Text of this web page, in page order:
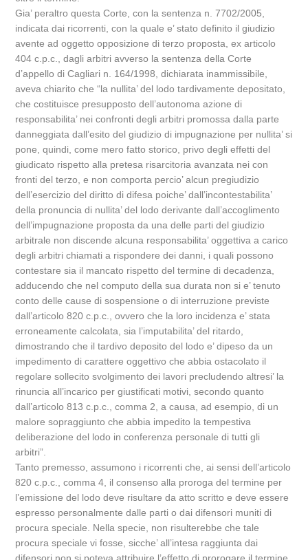
Gia’ peraltro questa Corte, con la sentenza n. 7702/2005,
indicata dai ricorrenti, con la quale e’ stato definito il giudizio
avente ad oggetto opposizione di terzo proposta, ex articolo
404 c.p.c., dagli arbitri avverso la sentenza della Corte
d’appello di Cagliari n. 164/1998, dichiarata inammissibile,
aveva chiarito che “la nullita’ del lodo tardivamente depositato,
che costituisce presupposto dell’autonoma azione di
responsabilita’ nei confronti degli arbitri promossa dalla parte
danneggiata dall’esito del giudizio di impugnazione per nullita’ si
pone, quindi, come mero fatto storico, privo degli effetti del
giudicato rispetto alla pretesa risarcitoria avanzata nei con
fronti del terzo, e non comporta percio’ alcun pregiudizio
dell’esercizio del diritto di difesa poiche’ dall’incontestabilita’
della pronuncia di nullita’ del lodo derivante dall’accoglimento
dell’impugnazione proposta da una delle parti del giudizio
arbitrale non discende alcuna responsabilita’ oggettiva a carico
degli arbitri chiamati a rispondere dei danni, i quali possono
contestare sia il mancato rispetto del termine di decadenza,
adducendo che nel computo della sua durata non si e’ tenuto
conto delle cause di sospensione o di interruzione previste
dall’articolo 820 c.p.c., ovvero che la loro incidenza e’ stata
erroneamente calcolata, sia l’imputabilita’ del ritardo,
dimostrando che il tardivo deposito del lodo e’ dipeso da un
impedimento di carattere oggettivo che abbia ostacolato il
regolare sollecito svolgimento dei lavori precludendo altresi’ la
rinuncia all’incarico per giustificati motivi, secondo quanto
dall’articolo 813 c.p.c., comma 2, a causa, ad esempio, di un
malore sopraggiunto che abbia impedito la tempestiva
deliberazione del lodo in conferenza personale di tutti gli
arbitri”.
Tanto premesso, assumono i ricorrenti che, ai sensi dell’articolo
820 c.p.c., comma 4, il consenso alla proroga del termine per
l’emissione del lodo deve risultare da atto scritto e deve essere
espresso personalmente dalle parti o dai difensori muniti di
procura speciale. Nella specie, non risulterebbe che tale
procura speciale vi fosse, sicche’ all’intesa raggiunta dai